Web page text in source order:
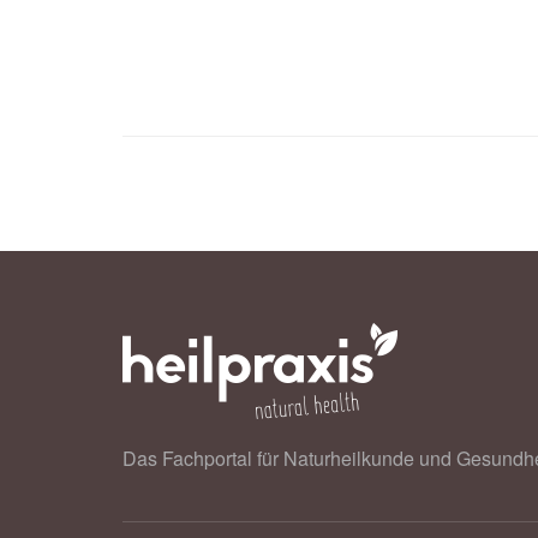
Das Fachportal für Naturheilkunde und